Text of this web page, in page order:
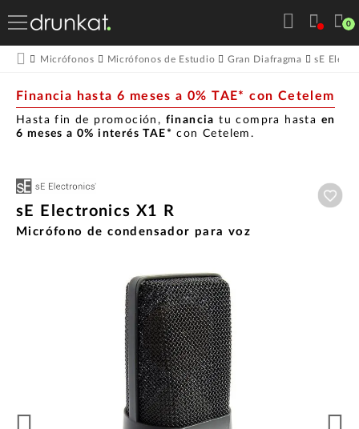
0
Micrófonos Micrófonos de Estudio Gran Diafragma sE
Financia hasta 6 meses a 0% TAE* con Cetelem
Hasta fin de promoción, financia tu compra hasta en
6 meses a 0% interés TAE* con Cetelem.
sE Electronics X1 R
Micrófono de condensador para voz